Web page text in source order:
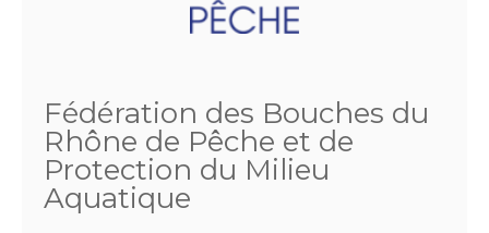
Fédération des Bouches du
Rhône de Pêche et de
Protection du Milieu
Aquatique